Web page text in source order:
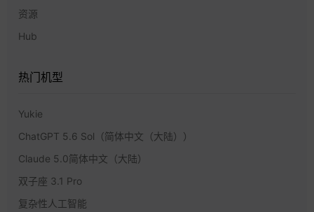
资源
Hub
热门机型
Yukie
ChatGPT 5.6 Sol（简体中文（大陆））
Claude 5.0简体中文（大陆）
双子座 3.1 Pro
复杂性人工智能